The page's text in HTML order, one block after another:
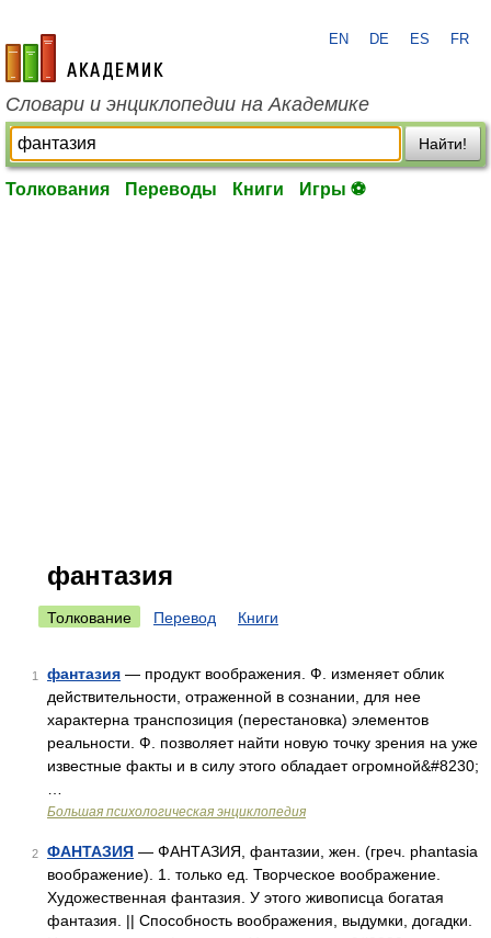
academic.ru
EN DE ES FR
Словари и энциклопедии на Академике
Найти!
Толкования Переводы Книги Игры ⚽
фантазия
Толкование Перевод Книги
1 фантазия — продукт воображения. Ф. изменяет облик
действительности, отраженной в сознании, для нее
характерна транспозиция (перестановка) элементов
реальности. Ф. позволяет найти новую точку зрения на уже
известные факты и в силу этого обладает огромной&#8230;
Большая психологическая энциклопедия
2 ФАНТАЗИЯ — ФАНТАЗИЯ, фантазии, жен. (греч. phantasia
воображение). 1. только ед. Творческое воображение.
Художественная фантазия. У этого живописца богатая
фантазия. || Способность воображения, выдумки, догадки.